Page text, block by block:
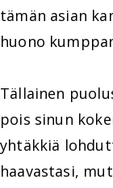
tämän asian
huono
Tällainen
pois sinun
yhtäkkiä
haavastasi,